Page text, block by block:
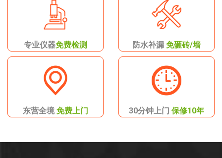
专业仪器免费检测 防水补漏 免砸砖/墙
东营全境 免费上门 30分钟上门 保修10年